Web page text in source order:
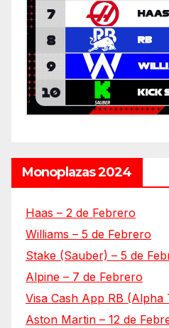
Monoplazas 2024
Haas – 2 de Febrero
Williams – 5 de Febrero
Stake (Sauber) – 5 de
Alpine – 7 de Febrero
Visa Cash App RB (Alpha
Aston Martin – 12 de